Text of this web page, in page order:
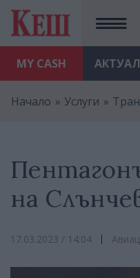
MY CASH
Начало Услуги
на
17.03.2023 / 14:04